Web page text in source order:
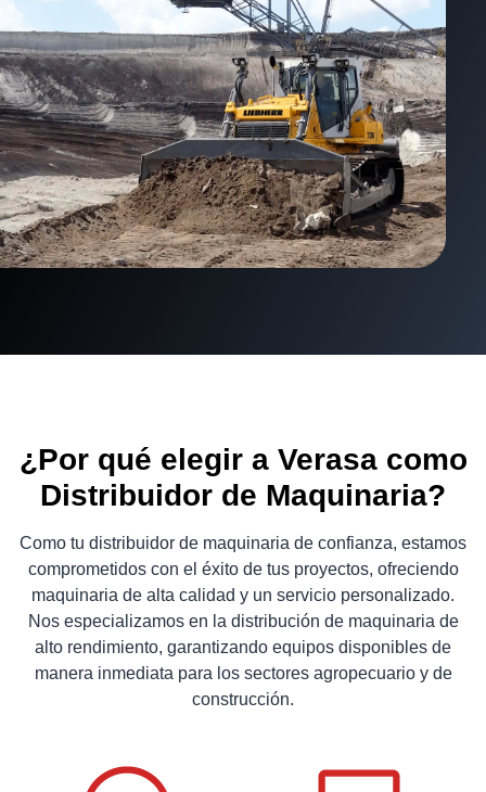
¿Por qué elegir a Verasa como
Distribuidor de Maquinaria?
Como tu distribuidor de maquinaria de confianza, estamos
comprometidos con el éxito de tus proyectos, ofreciendo
maquinaria de alta calidad y un servicio personalizado.
Nos especializamos en la distribución de maquinaria de
alto rendimiento, garantizando equipos disponibles de
manera inmediata para los sectores agropecuario y de
construcción.